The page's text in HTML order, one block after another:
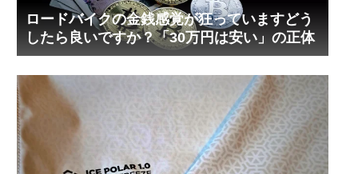
ロードバイクの金銭感覚が狂っていますどう
したら良いですか？「30万円は安い」の正体